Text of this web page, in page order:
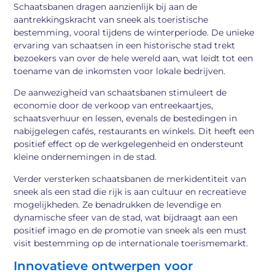
Schaatsbanen dragen aanzienlijk bij aan de
aantrekkingskracht van sneek als toeristische
bestemming, vooral tijdens de winterperiode. De unieke
ervaring van schaatsen in een historische stad trekt
bezoekers van over de hele wereld aan, wat leidt tot een
toename van de inkomsten voor lokale bedrijven.
De aanwezigheid van schaatsbanen stimuleert de
economie door de verkoop van entreekaartjes,
schaatsverhuur en lessen, evenals de bestedingen in
nabijgelegen cafés, restaurants en winkels. Dit heeft een
positief effect op de werkgelegenheid en ondersteunt
kleine ondernemingen in de stad.
Verder versterken schaatsbanen de merkidentiteit van
sneek als een stad die rijk is aan cultuur en recreatieve
mogelijkheden. Ze benadrukken de levendige en
dynamische sfeer van de stad, wat bijdraagt aan een
positief imago en de promotie van sneek als een must
visit bestemming op de internationale toerismemarkt.
Innovatieve ontwerpen voor